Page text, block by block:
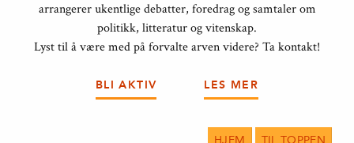
arrangerer ukentlige debatter, foredrag og samtaler om
politikk, litteratur og vitenskap.
Lyst til å være med på forvalte arven videre? Ta kontakt!
BLI AKTIV LES MER